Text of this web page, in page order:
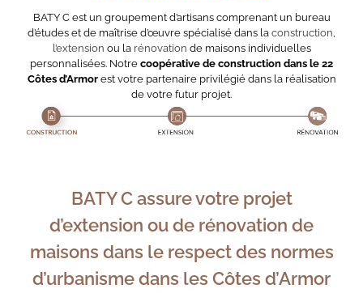
BATY C est un groupement d’artisans comprenant un bureau
d’études et de maîtrise d’œuvre spécialisé dans la construction
l’extension ou la rénovation de maisons individuelles
personnalisées. Notre coopérative de construction dans le 22
Côtes d’Armor est votre partenaire privilégié dans la réalisation
de votre futur projet.
BATY C assure votre projet
d’extension ou de rénovation de
maisons dans le respect des normes
d’urbanisme dans les Côtes d’Armor